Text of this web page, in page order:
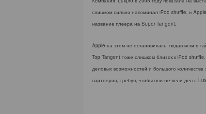
слишком сильно напоминал iPod shuffle, и
название плеера на Super Tangent.
Apple на этом не остановилась, подав иски в
Top Tangent тоже слишком близок к iPod
деловых возможностей и большого
партнеров, требуя, чтобы они не вели дел с